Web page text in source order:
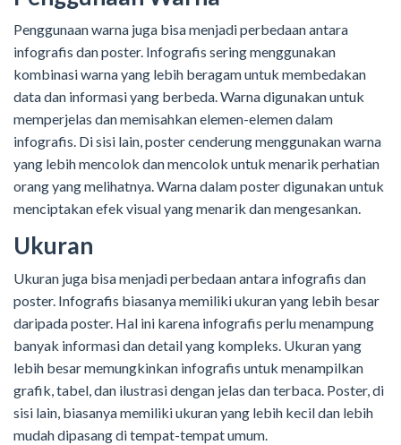
Penggunaan warna juga bisa menjadi perbedaan antara
infografis dan poster. Infografis sering menggunakan
kombinasi warna yang lebih beragam untuk membedakan
data dan informasi yang berbeda. Warna digunakan untuk
memperjelas dan memisahkan elemen-elemen dalam
infografis. Di sisi lain, poster cenderung menggunakan warna
yang lebih mencolok dan mencolok untuk menarik perhatian
orang yang melihatnya. Warna dalam poster digunakan untuk
menciptakan efek visual yang menarik dan mengesankan.
Ukuran
Ukuran juga bisa menjadi perbedaan antara infografis dan
poster. Infografis biasanya memiliki ukuran yang lebih besar
daripada poster. Hal ini karena infografis perlu menampung
banyak informasi dan detail yang kompleks. Ukuran yang
lebih besar memungkinkan infografis untuk menampilkan
grafik, tabel, dan ilustrasi dengan jelas dan terbaca. Poster, di
sisi lain, biasanya memiliki ukuran yang lebih kecil dan lebih
mudah dipasang di tempat-tempat umum.